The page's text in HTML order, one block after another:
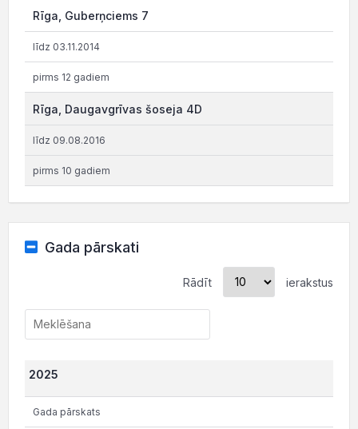
Rīga, Guberņciems 7
līdz 03.11.2014
pirms 12 gadiem
Rīga, Daugavgrīvas šoseja 4D
līdz 09.08.2016
pirms 10 gadiem
Gada pārskati
Rādīt ierakstus
2025
Gada pārskats